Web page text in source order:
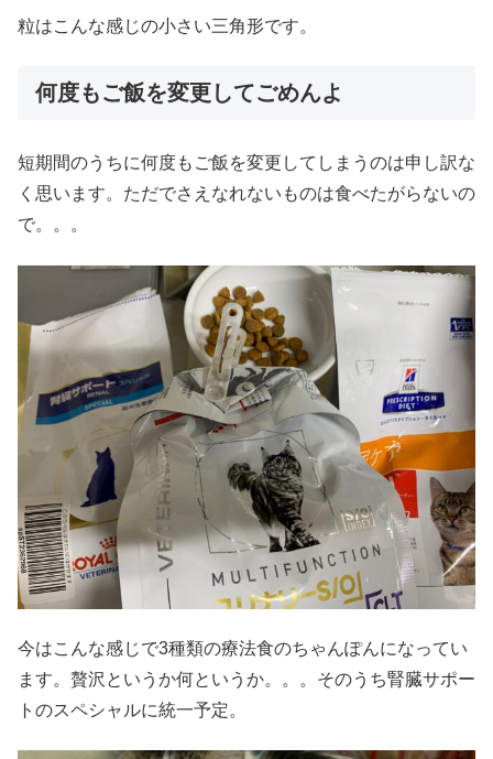
粒はこんな感じの小さい三角形です。
何度もご飯を変更してごめんよ
短期間のうちに何度もご飯を変更してしまうのは申し訳な
く思います。ただでさえなれないものは食べたがらないの
で。。。
今はこんな感じで3種類の療法食のちゃんぽんになってい
ます。贅沢というか何というか。。。そのうち腎臓サポー
トのスペシャルに統一予定。